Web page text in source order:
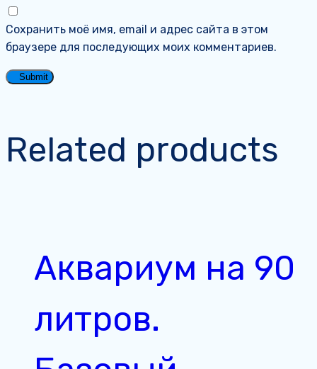
Сохранить моё имя, email и адрес сайта в этом
браузере для последующих моих комментариев.
Related products
Аквариум на 90
литров.